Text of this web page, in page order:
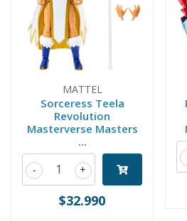
MATTEL
Sorceress Teela
Revolution
Masterverse Masters
...
+
-
$32.990